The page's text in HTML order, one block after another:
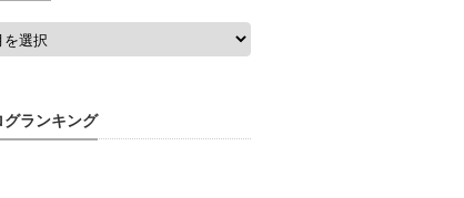
グランキング